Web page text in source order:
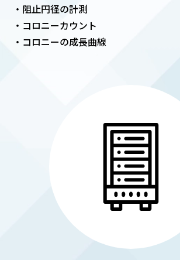
・阻止円径の計測
・コロニーカウント
・コロニーの成長曲線